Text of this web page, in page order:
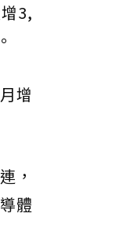
3,
增
，
體